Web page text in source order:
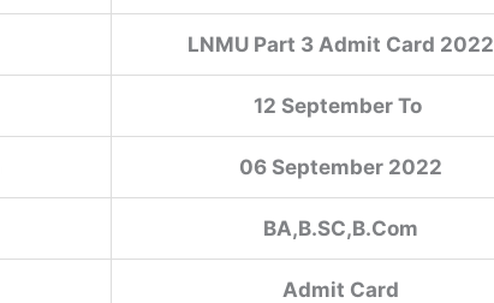
LNMU Part 3 Admit Card 2022
12 September To
06 September 2022
BA,B.SC,B.Com
Admit Card